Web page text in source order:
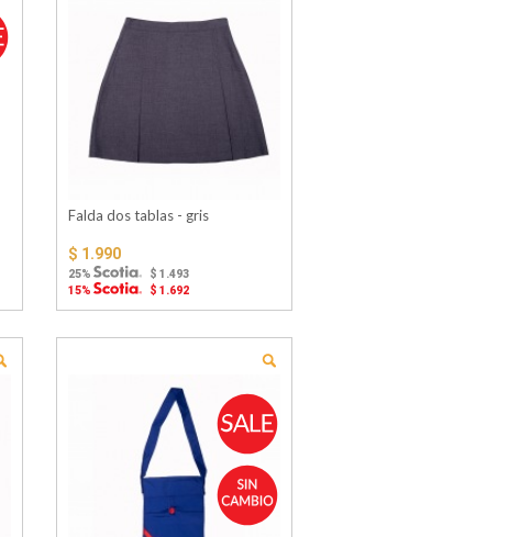
Falda dos tablas - gris
$ 1.990
25%
$ 1.493
15%
$ 1.692